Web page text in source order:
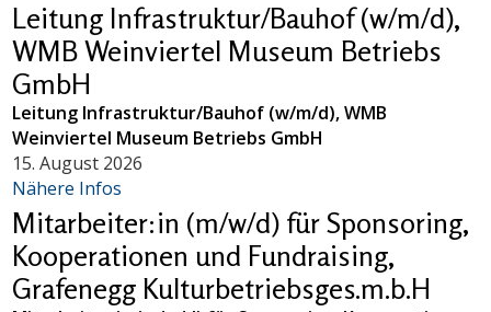
Leitung Infrastruktur/Bauhof (w/m/d),
WMB Weinviertel Museum Betriebs
GmbH
Leitung Infrastruktur/Bauhof (w/m/d), WMB
Weinviertel Museum Betriebs GmbH
15. August 2026
Nähere Infos
Mitarbeiter:in (m/w/d) für Sponsoring,
Kooperationen und Fundraising,
Grafenegg Kulturbetriebsges.m.b.H